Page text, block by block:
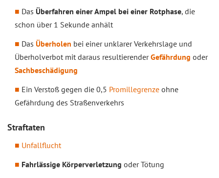
Das Überfahren einer Ampel bei einer Rotphase, die
schon über 1 Sekunde anhält
Das Überholen bei einer unklarer Verkehrslage und
Überholverbot mit daraus resultierenderGefährdung oder
Sachbeschädigung
Ein Verstoß gegen die 0,5 Promillegrenze ohne
Gefährdung des Straßenverkehrs
Straftaten
Unfallflucht
Fahrlässige Körperverletzung oder Tötung